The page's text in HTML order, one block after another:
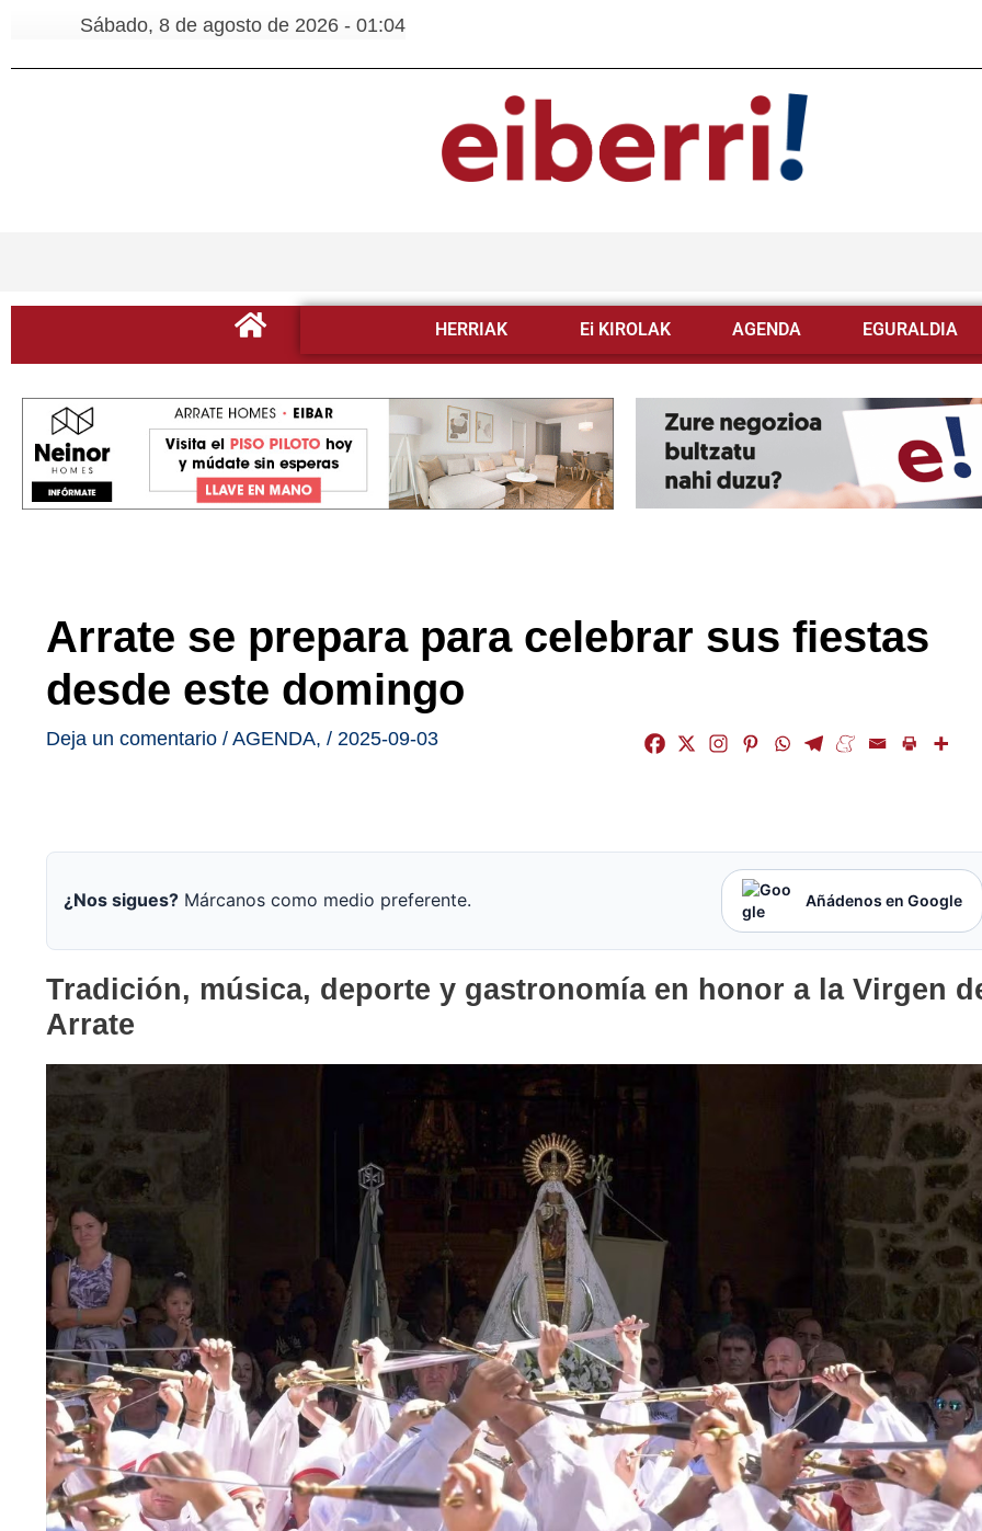
Sábado, 8 de agosto de 2026 - 01:04
HERRIAK Ei KIROLAK AGENDA EGURALDIA
Arrate se prepara para celebrar sus fiestas
desde este domingo
Deja un comentario / AGENDA, / 2025-09-03
¿Nos sigues? Márcanos como medio preferente. Añádenos en Google
Tradición, música, deporte y gastronomía en honor a la Virgen
Arrate